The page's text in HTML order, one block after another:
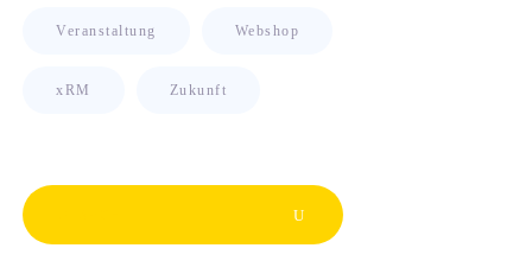
Veranstaltung Webshop
xRM Zukunft